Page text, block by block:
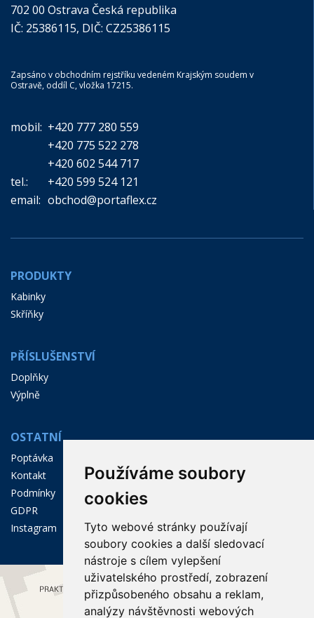
Používáme soubory
cookies
Tyto webové stránky používají
soubory cookies a další sledovací
nástroje s cílem vylepšení
uživatelského prostředí, zobrazení
přizpůsobeného obsahu a reklam,
analýzy návštěvnosti webových
702 00 Ostrava Česká republika
IČ: 25386115, DIČ: CZ25386115
Zapsáno v obchodním rejstříku vedeném Krajským soudem v
Ostravě, oddíl C, vložka 17215.
mobil: +420 777 280 559
+420 775 522 278
+420 602 544 717
tel.:
+420 599 524 121
email: obchod@portaflex.cz
PRODUKTY
Kabinky
Skříňky
PŘÍSLUŠENSTVÍ
Doplňky
Výplně
OSTATNÍ
Poptávka
Kontakt
Podmínky
GDPR
Instagram